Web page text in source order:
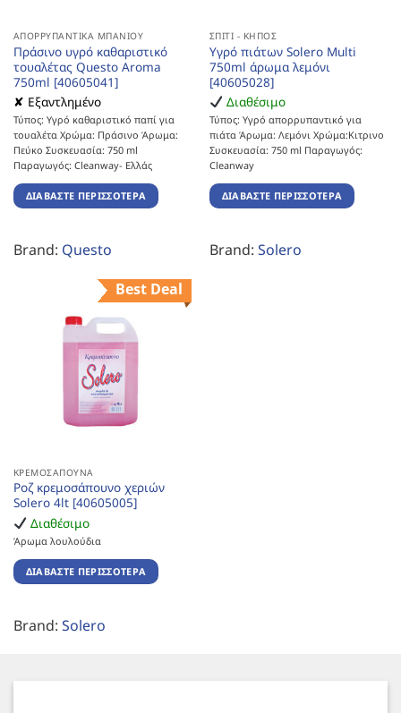
ΑΠΟΡΡΥΠΑΝΤΙΚΆ ΜΠΆΝΙΟΥ
Πράσινο υγρό καθαριστικό
τουαλέτας Questo Aroma
750ml [40605041]
✘ Εξαντλημένο
Τύπος: Υγρό καθαριστικό παπί για
τουαλέτα Χρώμα: Πράσινο Άρωμα:
Πεύκο Συσκευασία: 750 ml
Παραγωγός: Cleanway- Ελλάς
ΔΙΑΒΆΣΤΕ ΠΕΡΙΣΣΌΤΕΡΑ
Brand: Questo
ΣΠΊΤΙ - ΚΉΠΟΣ
Υγρό πιάτων Solero Multi
750ml άρωμα λεμόνι
[40605028]
Διαθέσιμο
Τύπος: Υγρό απορρυπαντικό για
πιάτα Άρωμα: Λεμόνι Χρώμα:Κιτρινο
Συσκευασία: 750 ml Παραγωγός:
Cleanway
ΔΙΑΒΆΣΤΕ ΠΕΡΙΣΣΌΤΕΡΑ
Brand: Solero
Best Deal
ΚΡΕΜΟΣΆΠΟΥΝΑ
Ροζ κρεμοσάπουνο χεριών
Solero 4lt [40605005]
Διαθέσιμο
Άρωμα λουλούδια
ΔΙΑΒΆΣΤΕ ΠΕΡΙΣΣΌΤΕΡΑ
Brand: Solero